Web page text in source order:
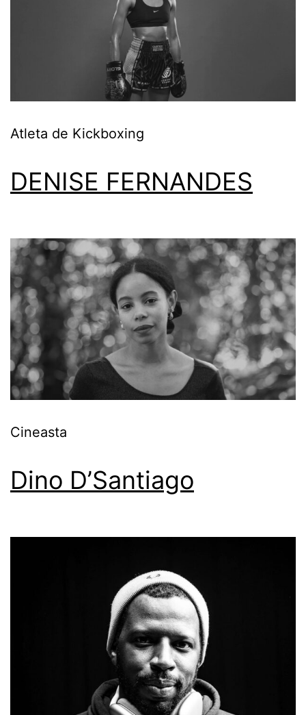
Atleta de Kickboxing
DENISE FERNANDES
Cineasta
Dino D’Santiago